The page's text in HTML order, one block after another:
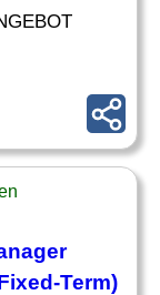
Term)